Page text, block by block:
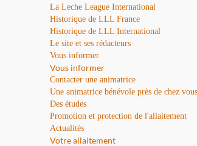
La Leche League International
Historique de LLL France
Historique de LLL International
Le site et ses rédacteurs
Vous informer
Vous informer
Contacter une animatrice
Une animatrice bénévole près de chez vous
Des études
Promotion et protection de l'allaitement
Actualités
Votre allaitement